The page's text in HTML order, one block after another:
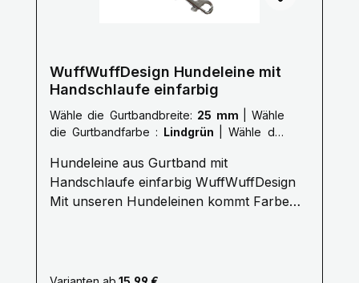
WuffWuffDesign Hundeleine mit
Handschlaufe einfarbig
Wähle die Gurtbandbreite: 25 mm
die Gurtbandfarbe : Lindgrün
Hundeleine aus Gurtband mit
Handschlaufe einfarbig WuffWuffDesign
Mit unseren Hundeleinen kommt Farbe
unsere Hundeleinen sind aus reißfestem,